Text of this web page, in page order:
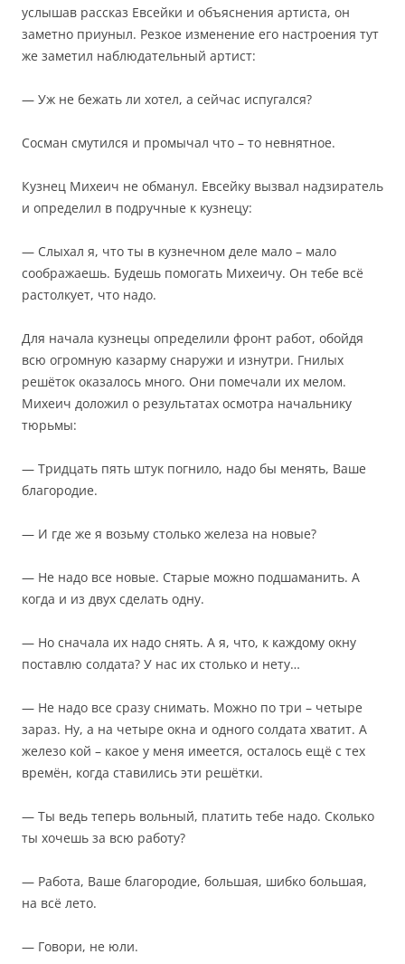
услышав рассказ Евсейки и объяснения артиста, он
заметно приуныл. Резкое изменение его настроения тут
же заметил наблюдательный артист:
— Уж не бежать ли хотел, а сейчас испугался?
Сосман смутился и промычал что – то невнятное.
Кузнец Михеич не обманул. Евсейку вызвал надзиратель
и определил в подручные к кузнецу:
— Слыхал я, что ты в кузнечном деле мало – мало
соображаешь. Будешь помогать Михеичу. Он тебе всё
растолкует, что надо.
Для начала кузнецы определили фронт работ, обойдя
всю огромную казарму снаружи и изнутри. Гнилых
решёток оказалось много. Они помечали их мелом.
Михеич доложил о результатах осмотра начальнику
тюрьмы:
— Тридцать пять штук погнило, надо бы менять, Ваше
благородие.
— И где же я возьму столько железа на новые?
— Не надо все новые. Старые можно подшаманить. А
когда и из двух сделать одну.
— Но сначала их надо снять. А я, что, к каждому окну
поставлю солдата? У нас их столько и нету…
— Не надо все сразу снимать. Можно по три – четыре
зараз. Ну, а на четыре окна и одного солдата хватит. А
железо кой – какое у меня имеется, осталось ещё с тех
времён, когда ставились эти решётки.
— Ты ведь теперь вольный, платить тебе надо. Сколько
ты хочешь за всю работу?
— Работа, Ваше благородие, большая, шибко большая,
на всё лето.
— Говори, не юли.